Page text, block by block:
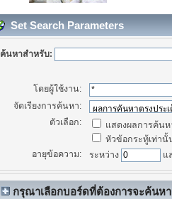
Set Search Parameters
ค้นหาสำหรับ:
โดยผู้ใช้งาน:
จัดเรียงการค้นหา:
ตัวเลือก:
แสดงผลการค้น
หัวข้อกระทู้เท่านั้
อายุข้อความ:
ระหว่าง แ
กรุณาเลือกบอร์ดที่ต้องการจะค้นห